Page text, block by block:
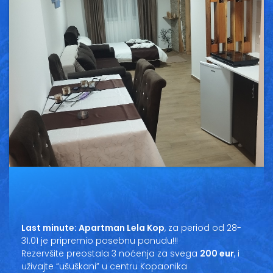
Oglasi
Galerija
Copyright© 2020
HopNaKop
Last minute: Apartman Lela Kop, za period od 28-
31.01 je pripremio posebnu ponudu!!!
Rezervšite preostala 3 noćenja za svega 200 eur, i
uživajte “ušuškani” u centru Kopaonika